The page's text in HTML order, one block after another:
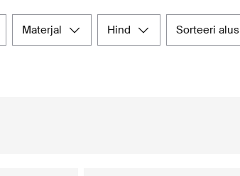
Rothile. Calvin Kleini täiuslikkuse- ja
ja leidlikkusest. Juhtiv Põhjamaade
meeste tooted ühest kohast.
materjal hind sorteeri alus